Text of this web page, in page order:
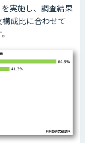
実施し、調査結果
成比に合わせて